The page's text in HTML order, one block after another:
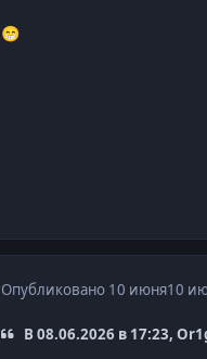
😁
Опубликовано 10 июня10
В 08.06.2026 в 17:23,